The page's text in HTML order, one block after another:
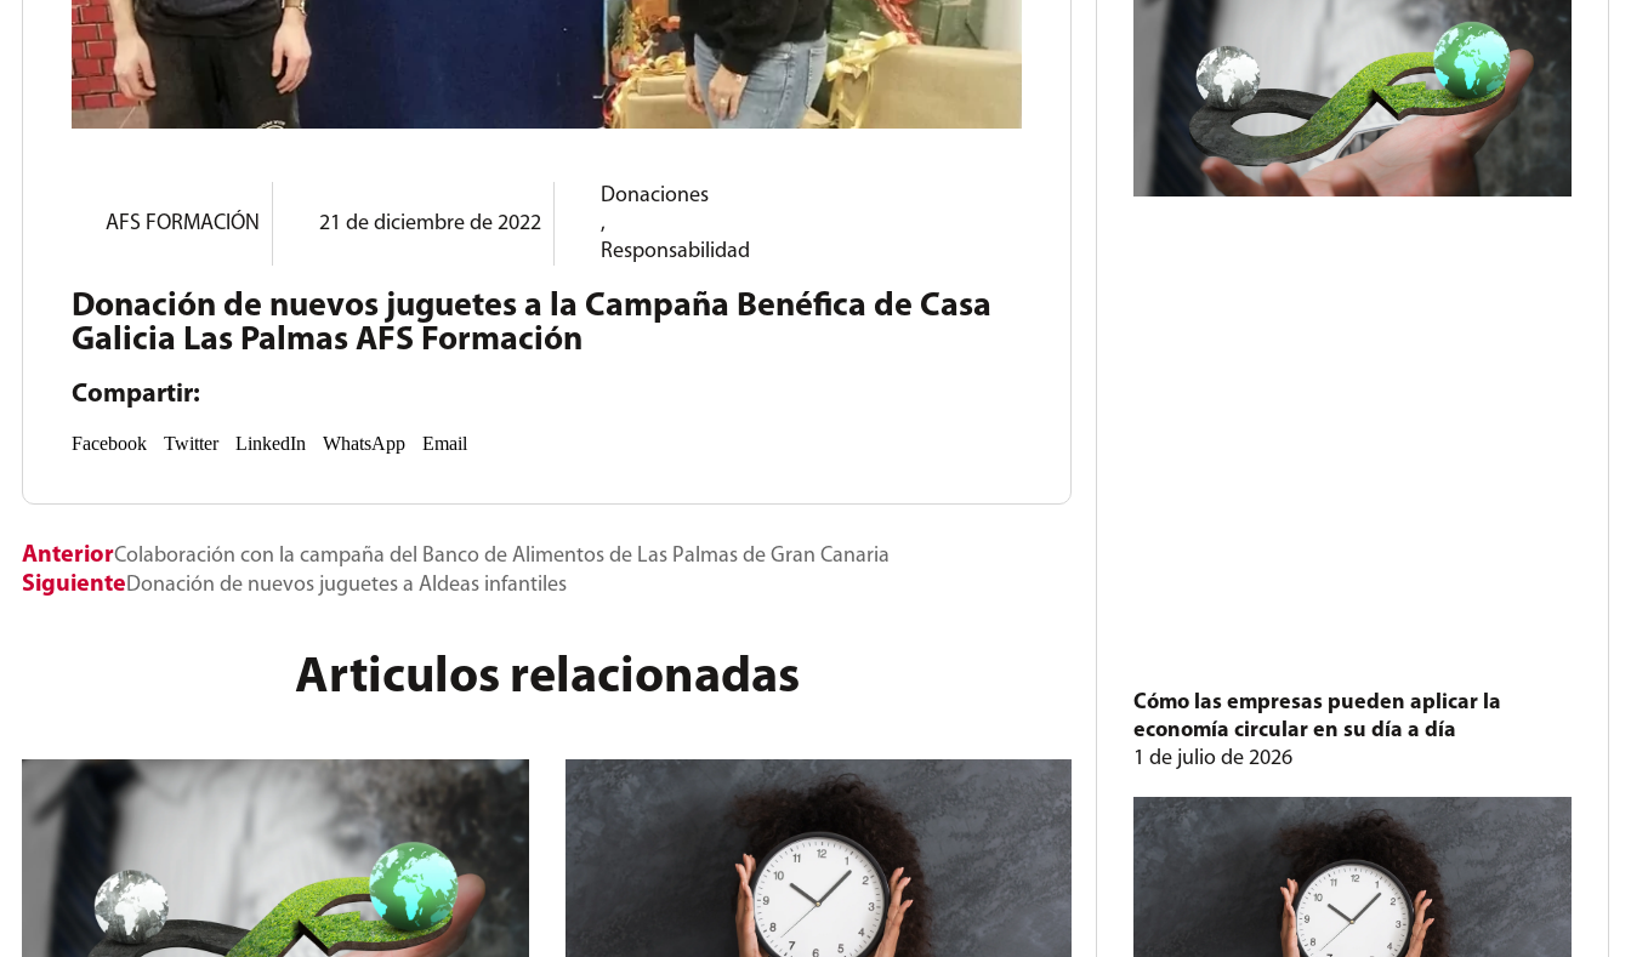
AFS FORMACIÓN 21 de diciembre de 2022
Donaciones
,
Responsabilidad
Donación de nuevos juguetes a la Campaña Benéfica de Casa
Galicia Las Palmas AFS Formación
Compartir:
Facebook Twitter LinkedIn WhatsApp Email
AnteriorColaboración con la campaña del Banco de Alimentos de Las Palmas de Gran Canaria
SiguienteDonación de nuevos juguetes a Aldeas infantiles
Articulos relacionadas
Cómo las empresas pueden aplicar la
economía circular en su día a día
1 de julio de 2026